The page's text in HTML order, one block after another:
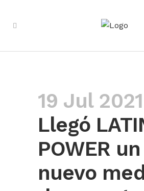
19 Jul
Llegó
POWER un
nuevo